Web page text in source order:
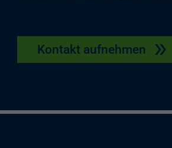
Kontakt aufnehmen